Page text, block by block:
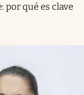
por qué es clave